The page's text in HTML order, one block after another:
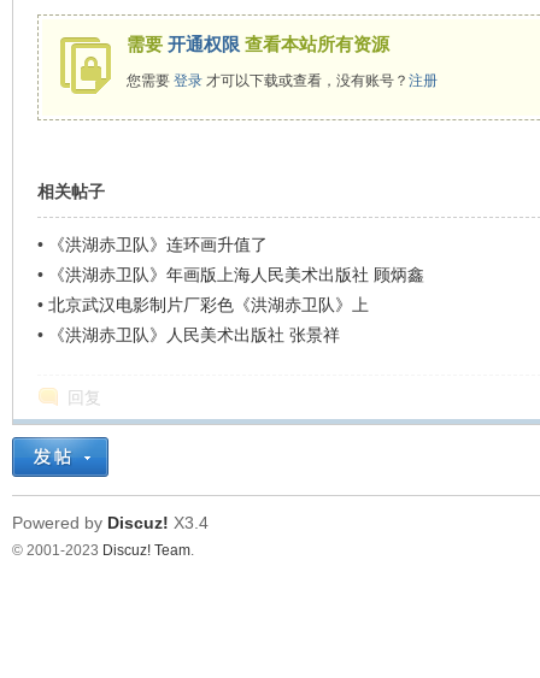
需要 开通权限 查看本站所有资源
您需要 登录才可以下载或查看，没有账号？ 注册
相关帖子
•
《洪湖赤卫队》连环画升值了
•
《洪湖赤卫队》年画版上海人民美术出版社 顾炳鑫
• 北京武汉电影制片厂彩色《洪湖赤卫队》上
•
《洪湖赤卫队》人民美术出版社 张景祥
回复
Powered by Discuz! X3.4
© 2001-2023 Discuz! Team.